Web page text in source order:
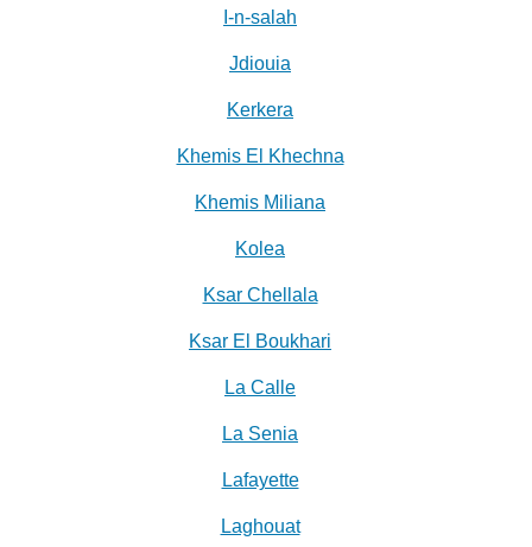
I-n-salah
Jdiouia
Kerkera
Khemis El Khechna
Khemis Miliana
Kolea
Ksar Chellala
Ksar El Boukhari
La Calle
La Senia
Lafayette
Laghouat